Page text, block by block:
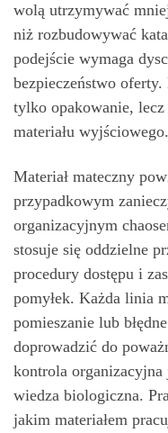
wolą utrzymywać
niż rozbudowywać
podejście wymaga
bezpieczeństwo
tylko opakowanie,
materiału wyjściowego.
Materiał mateczny
przypadkowym
organizacyjnym
stosuje się oddzielne
procedury dostępu i
pomyłek. Każda linia
pomieszanie lub
doprowadzić do
kontrola organizacyjna
wiedza biologiczna.
jakim materiałem